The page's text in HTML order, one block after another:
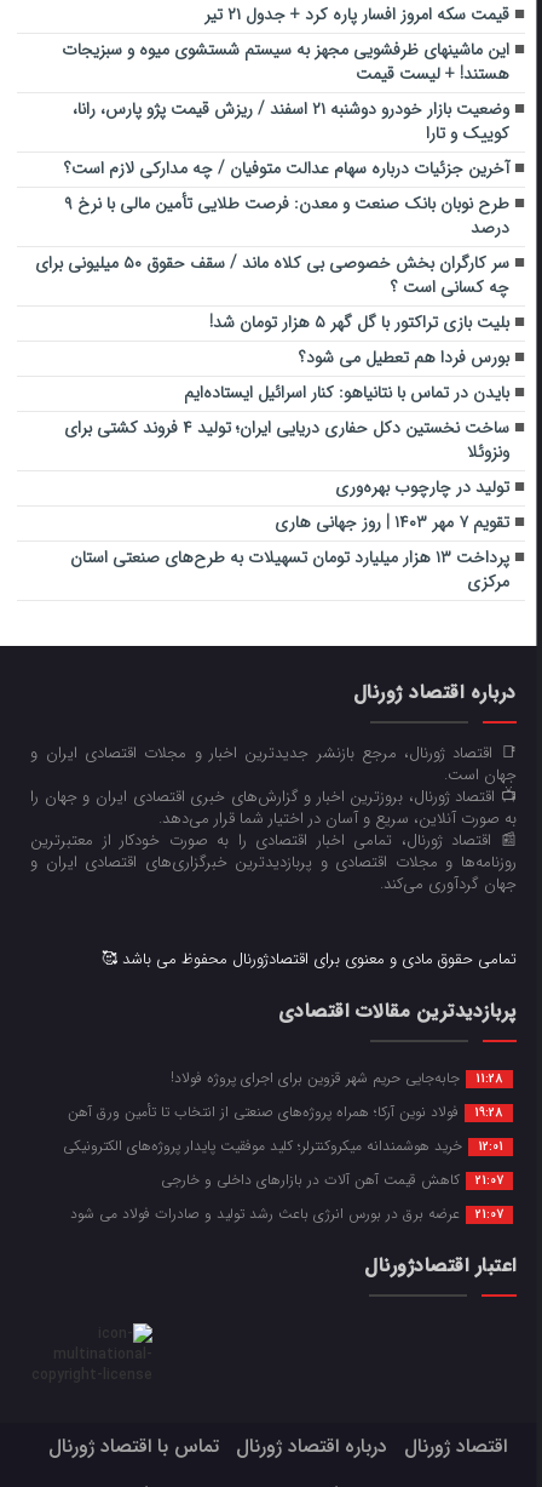
قیمت سکه امروز افسار پاره کرد + جدول ۲۱ تیر
این ماشین‎های ظرفشویی مجهز به سیستم شستشوی میوه و سبزیجات
هستند! + لیست قیمت
وضعیت بازار خودرو دوشنبه ۲۱ اسفند / ریزش قیمت پژو پارس، رانا،
کوییک و تارا
آخرین جزئیات درباره سهام عدالت متوفیان / چه مدارکی لازم است؟
طرح نوبان بانک صنعت و معدن: فرصت طلایی تأمین مالی با نرخ ۹
درصد
سر کارگران بخش خصوصی بی کلاه ماند / سقف حقوق ۵۰ میلیونی برای
چه کسانی است ؟
بلیت بازی تراکتور با گل گهر ۵ هزار تومان شد!
بورس فردا هم تعطیل می شود؟
بایدن در تماس با نتانیاهو: کنار اسرائیل ایستاده‌ایم
ساخت نخستین دکل حفاری دریایی ایران؛ تولید ۴ فروند کشتی برای
ونزوئلا
تولید در چارچوب بهره‌وری
تقویم ۷ مهر ۱۴۰۳ | روز جهانی هاری
پرداخت ۱۳ هزار میلیارد تومان تسهیلات به طرح‌های صنعتی استان
مرکزی
درباره اقتصاد ژورنال
📑 اقتصاد ژورنال، مرجع بازنشر جدیدترین اخبار و مجلات اقتصادی ایران و
جهان است.
📺 اقتصاد ژورنال، بروزترین اخبار و گزارش‌های خبری اقتصادی ایران و جهان را
به صورت آنلاین، سریع و آسان در اختیار شما قرار می‌‌دهد.
📰 اقتصاد ژورنال، تمامی اخبار اقتصادی را به صورت خودکار از معتبرترین
روزنامه‌ها و مجلات اقتصادی و پربازدیدترین خبرگزاری‌های اقتصادی ایران و
جهان گردآوری می‌کند.
تمامی حقوق مادی و معنوی برای اقتصادژورنال محفوظ می باشد 🥰
پربازدیدترین مقالات اقتصادی
11:28 جابه‌جایی حریم شهر قزوین برای اجرای پروژه فولاد!
19:28 فولاد نوین آرکا؛ همراه پروژه‌های صنعتی از انتخاب تا تأمین ورق آهن
12:01 خرید هوشمندانه میکروکنترلر؛ کلید موفقیت پایدار پروژه‌های الکترونیکی
21:07 کاهش قیمت آهن آلات در بازارهای داخلی و خارجی
21:07 عرضه برق در بورس انرژی باعث رشد تولید و صادرات فولاد می شود
اعتبار اقتصادژورنال
اقتصاد ژورنال درباره اقتصاد ژورنال
تماس با اقتصاد ژورنال